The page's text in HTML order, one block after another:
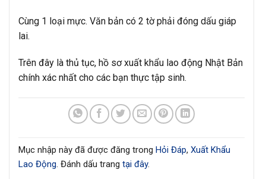
Cùng 1 loại mực. Văn bản có 2 tờ phải đóng dấu giáp
lai.
Trên đây là thủ tục, hồ sơ xuất khẩu lao động Nhật Bản
chính xác nhất cho các bạn thực tập sinh.
Mục nhập này đã được đăng trong Hỏi Đáp, Xuất Khẩu
Lao Động. Đánh dấu trang tại đây.